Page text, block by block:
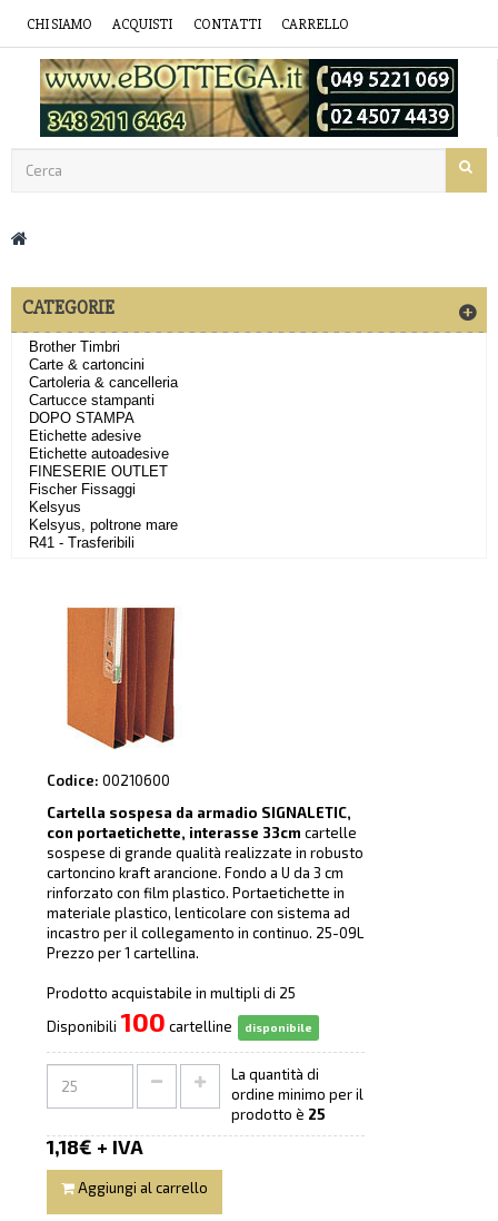
CHI SIAMO ACQUISTI CONTATTI CARRELLO
CATEGORIE
Brother Timbri
Carte & cartoncini
Cartoleria & cancelleria
Cartucce stampanti
DOPO STAMPA
Etichette adesive
Etichette autoadesive
FINESERIE OUTLET
Fischer Fissaggi
Kelsyus
Kelsyus, poltrone mare
R41 - Trasferibili
Codice: 00210600
Cartella sospesa da armadio SIGNALETIC,
con portaetichette, interasse 33cm cartelle
sospese di grande qualità realizzate in robusto
cartoncino kraft arancione. Fondo a U da 3 cm
rinforzato con film plastico. Portaetichette in
materiale plastico, lenticolare con sistema ad
incastro per il collegamento in continuo. 25-09L
Prezzo per 1 cartellina.
Prodotto acquistabile in multipli di 25
Disponibili 100 cartelline disponibile
La quantità di
ordine minimo per il
prodotto è 25
1,18€ + IVA
Aggiungi al carrello